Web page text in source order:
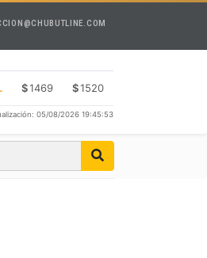
$1469 $1520
05/08/2026 19:45:53